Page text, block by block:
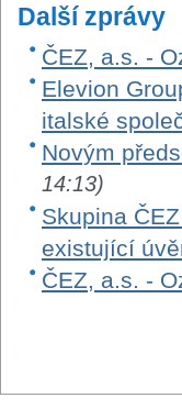
Další zprávy
ČEZ, a.s. -
Elevion
italské
Novým
14:13)
Skupina
existující
ČEZ, a.s. -